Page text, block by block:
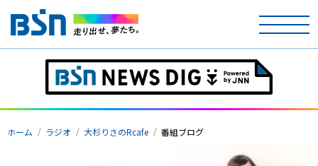
ホーム
テレビ
ラジオ
ホーム ラジオ 大杉りさのRcafe 番組ブログ